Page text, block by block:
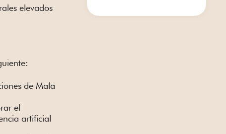
elevados
de Mala
el
artificial